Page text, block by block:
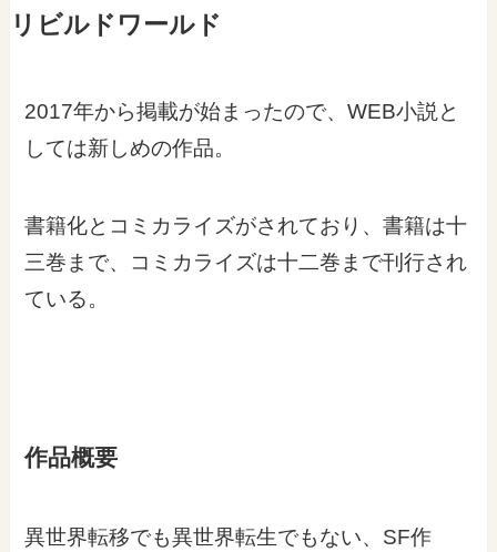
リビルドワールド
2017年から掲載が始まったので、WEB小説と
しては新しめの作品。
書籍化とコミカライズがされており、書籍は十
三巻まで、コミカライズは十二巻まで刊行され
ている。
作品概要
異世界転移でも異世界転生でもない、SF作